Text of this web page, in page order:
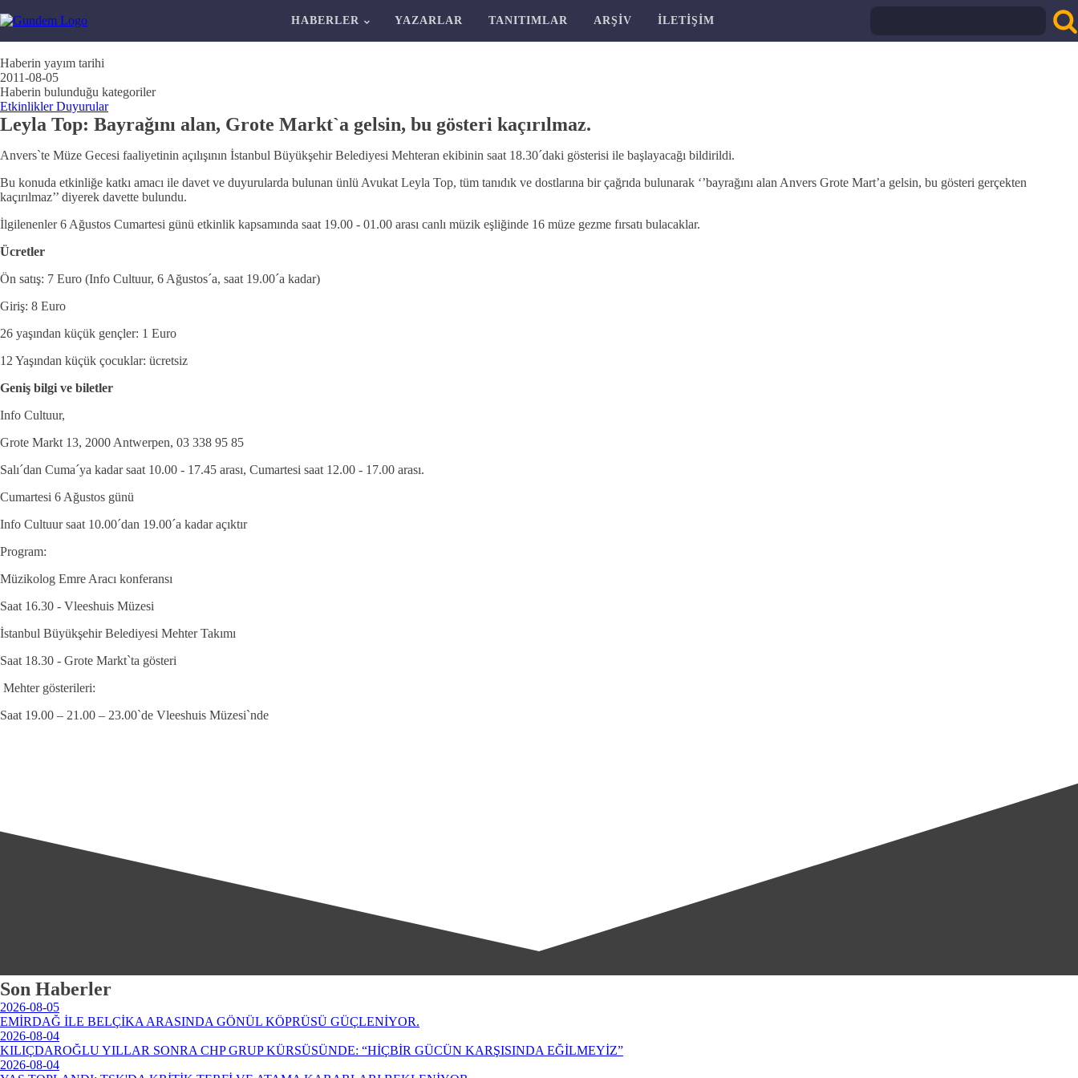
HABERLER YAZARLAR TANITIMLAR ARŞIV İLETIŞIM
Haberin yayım tarihi
2011-08-05
Haberin bulunduğu kategoriler
Etkinlikler Duyurular
Leyla Top: Bayrağını alan, Grote Markt`a gelsin, bu gösteri kaçırılmaz.
Anvers`te Müze Gecesi faaliyetinin açılışının İstanbul Büyükşehir Belediyesi Mehteran ekibinin saat 18.30´daki gösterisi ile başlayacağı bildirildi.
Bu konuda etkinliğe katkı amacı ile davet ve duyurularda bulunan ünlü Avukat Leyla Top, tüm tanıdık ve dostlarına bir çağrıda bulunarak ‘’bayrağını alan Anvers Grote Mart’a gelsin, bu gösteri gerçekten
kaçırılmaz’’ diyerek davette bulundu.
İlgilenenler 6 Ağustos Cumartesi günü etkinlik kapsamında saat 19.00 - 01.00 arası canlı müzik eşliğinde 16 müze gezme fırsatı bulacaklar.
Ücretler
Ön satış: 7 Euro (Info Cultuur, 6 Ağustos´a, saat 19.00´a kadar)
Giriş: 8 Euro
26 yaşından küçük gençler: 1 Euro
12 Yaşından küçük çocuklar: ücretsiz
Geniş bilgi ve biletler
Info Cultuur,
Grote Markt 13, 2000 Antwerpen, 03 338 95 85
Salı´dan Cuma´ya kadar saat 10.00 - 17.45 arası, Cumartesi saat 12.00 - 17.00 arası.
Cumartesi 6 Ağustos günü
Info Cultuur saat 10.00´dan 19.00´a kadar açıktır
Program:
Müzikolog Emre Aracı konferansı
Saat 16.30 - Vleeshuis Müzesi
İstanbul Büyükşehir Belediyesi Mehter Takımı
Saat 18.30 - Grote Markt`ta gösteri
Mehter gösterileri:
Saat 19.00 – 21.00 – 23.00`de Vleeshuis Müzesi`nde
Son Haberler
2026-08-05
EMİRDAĞ İLE BELÇİKA ARASINDA GÖNÜL KÖPRÜSÜ GÜÇLENİYOR.
2026-08-04
KILIÇDAROĞLU YILLAR SONRA CHP GRUP KÜRSÜSÜNDE: “HİÇBİR GÜCÜN KARŞISINDA EĞİLMEYİZ”
2026-08-04